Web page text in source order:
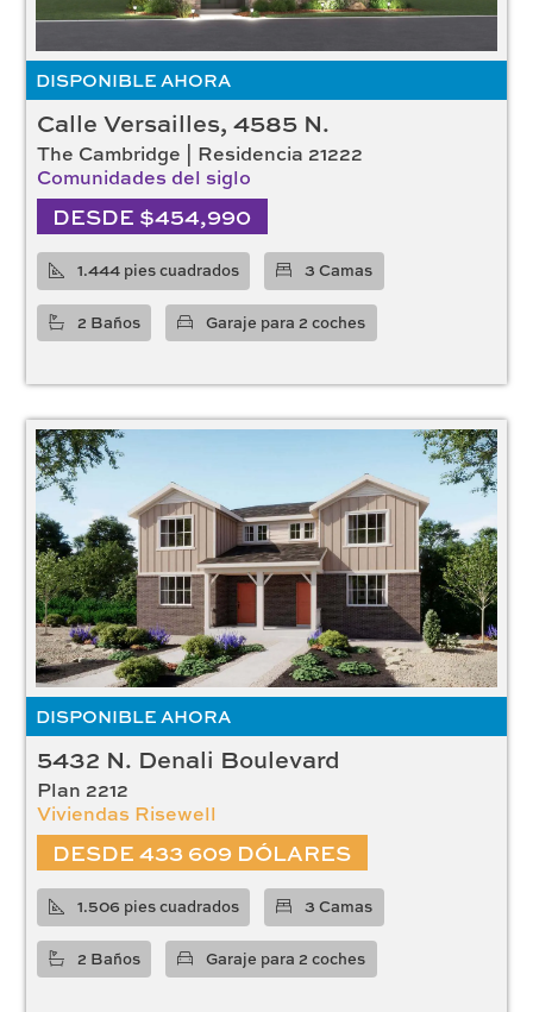
DISPONIBLE AHORA
Calle Versailles, 4585 N.
The Cambridge | Residencia 21222
Comunidades del siglo
DESDE $454,990
1.444 pies cuadrados 3 Camas
2 Baños Garaje para 2 coches
DISPONIBLE AHORA
5432 N. Denali Boulevard
Plan 2212
Viviendas Risewell
DESDE 433 609 DÓLARES
1.506 pies cuadrados 3 Camas
2 Baños Garaje para 2 coches